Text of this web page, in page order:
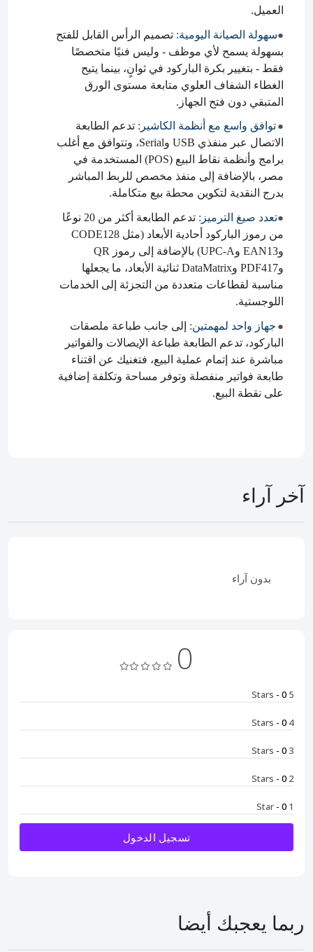
العميل.
●سهولة الصيانة اليومية: تصميم الرأس القابل للفتح
بسهولة يسمح لأي موظف - وليس فنيًا متخصصًا
فقط - بتغيير بكرة الباركود في ثوانٍ، بينما يتيح
الغطاء الشفاف العلوي متابعة مستوى الورق
المتبقي دون فتح الجهاز.
●توافق واسع مع أنظمة الكاشير: تدعم الطابعة
الاتصال عبر منفذي USB وSerial، وتتوافق مع أغلب
برامج وأنظمة نقاط البيع (POS) المستخدمة في
مصر، بالإضافة إلى منفذ مخصص للربط المباشر
بدرج النقدية لتكوين محطة بيع متكاملة.
●تعدد صيغ الترميز:
تدعم الطابعة أكثر من 20 نوعًا
من رموز الباركود أحادية الأبعاد (مثل CODE128
وEAN13 وUPC-A) بالإضافة إلى رموز QR
وPDF417 وDataMatrix ثنائية الأبعاد، ما يجعلها
مناسبة لقطاعات متعددة من التجزئة إلى الخدمات
اللوجستية.
● جهاز واحد لمهمتين: إلى جانب طباعة ملصقات
الباركود، تدعم الطابعة طباعة الإيصالات والفواتير
مباشرة عند إتمام عملية البيع، فتغنيك عن اقتناء
طابعة فواتير منفصلة وتوفر مساحة وتكلفة إضافية
على نقطة البيع.
آخر آراء
بدون آراء
0
5 Stars
- 0
4 Stars
- 0
3 Stars
- 0
2 Stars
- 0
1 Star
- 0
تسجيل الدخول
ربما يعجبك أيضا